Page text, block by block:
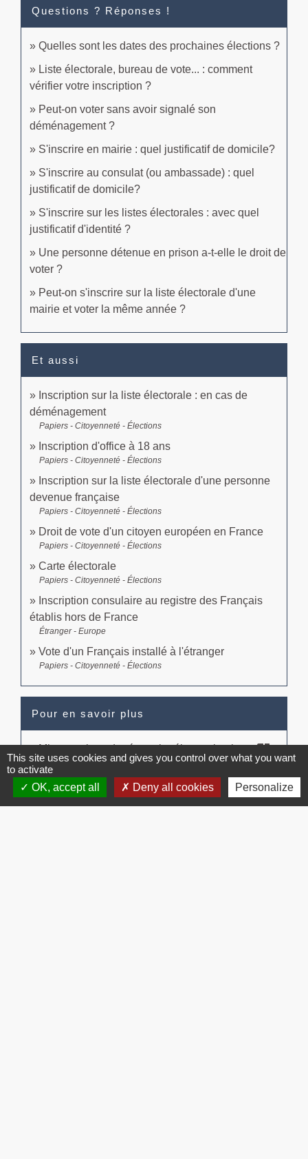
Questions ? Réponses !
Quelles sont les dates des prochaines élections ?
Liste électorale, bureau de vote... : comment
vérifier votre inscription ?
Peut-on voter sans avoir signalé son
déménagement ?
S'inscrire en mairie : quel justificatif de domicile?
S'inscrire au consulat (ou ambassade) : quel
justificatif de domicile?
S'inscrire sur les listes électorales : avec quel
justificatif d'identité ?
Une personne détenue en prison a-t-elle le droit de
voter ?
Peut-on s'inscrire sur la liste électorale d'une
mairie et voter la même année ?
Et aussi
Inscription sur la liste électorale : en cas de
déménagement
Papiers - Citoyenneté - Élections
Inscription d'office à 18 ans
Papiers - Citoyenneté - Élections
Inscription sur la liste électorale d'une personne
devenue française
Papiers - Citoyenneté - Élections
Droit de vote d'un citoyen européen en France
Papiers - Citoyenneté - Élections
Carte électorale
Papiers - Citoyenneté - Élections
Inscription consulaire au registre des Français
établis hors de France
Étranger - Europe
Vote d'un Français installé à l'étranger
Papiers - Citoyenneté - Élections
Pour en savoir plus
Mise en place du répertoire électoral uniqueopen_in_new
Institut national de la statistique et des études économiques
(Insee)
This site uses cookies and gives you control over what you want
to activate
OK, accept all
Deny all cookies Personalize